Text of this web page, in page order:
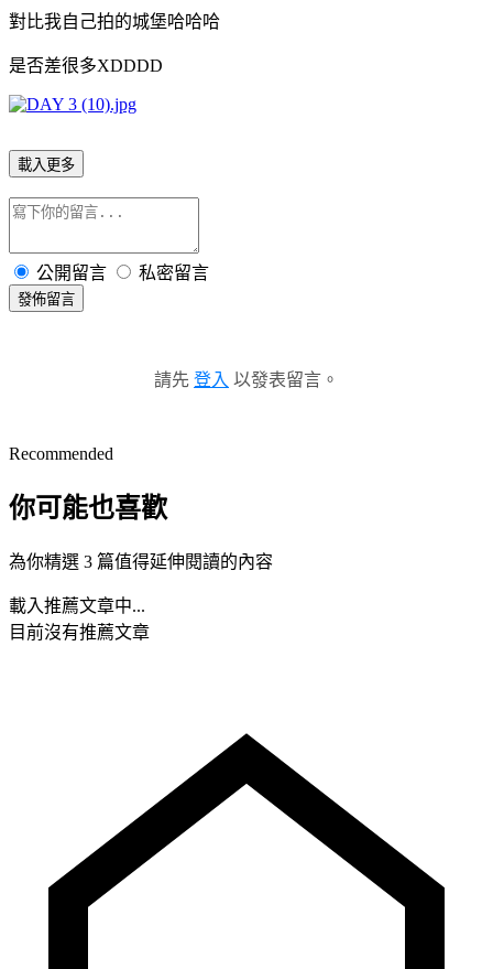
對比我自己拍的城堡哈哈哈
是否差很多XDDDD
載入更多
公開留言 私密留言
發佈留言
請先 登入 以發表留言。
Recommended
你可能也喜歡
為你精選 3 篇值得延伸閱讀的內容
載入推薦文章中...
目前沒有推薦文章